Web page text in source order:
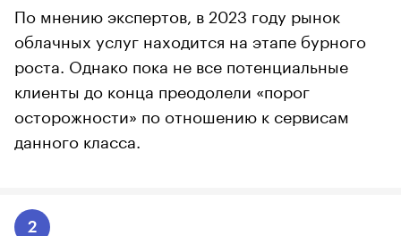
По мнению экспертов, в 2023 году рынок
облачных услуг находится на этапе бурного
роста. Однако пока не все потенциальные
клиенты до конца преодолели «порог
осторожности» по отношению к сервисам
данного класса.
2